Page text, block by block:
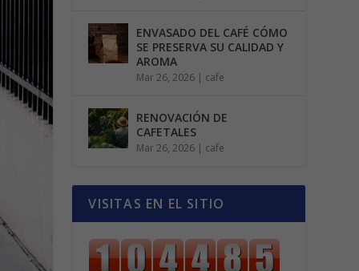
ENVASADO DEL CAFÉ CÓMO
SE PRESERVA SU CALIDAD Y
AROMA
Mar 26, 2026 | cafe
RENOVACIÓN DE
CAFETALES
Mar 26, 2026 | cafe
VISITAS EN EL SITIO